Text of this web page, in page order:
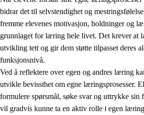
Prinsipper for læring, utvikling og
2.1 Sosial læring og utvikling
bidrar det til selvstendighet og
fremme elevenes motivasjon, holdninger og
grunnlaget for læring hele livet. Det krever at
utvikling tett og gir dem støtte tilpasset deres
funksjonsnivå.
Ved å reflektere over egen og andres læring
utvikle bevissthet om egne læringsprosesser.
formulere spørsmål, søke svar og uttrykke sin
vil gradvis kunne ta en aktiv rolle i egen